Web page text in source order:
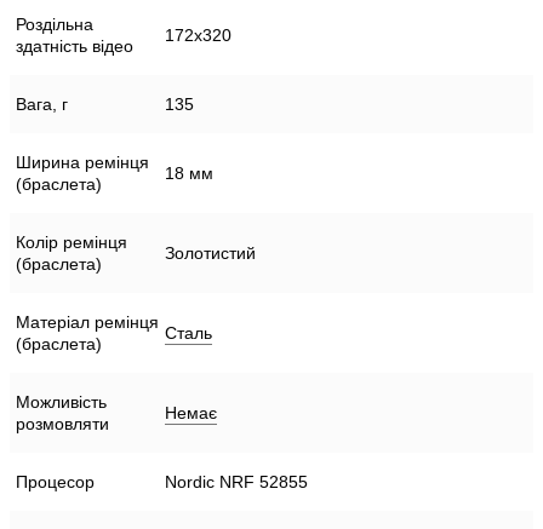
Роздільна
здатність відео
172x320
Вага, г 135
Ширина ремінця
(браслета)
18 мм
Колір ремінця
(браслета)
Золотистий
Матеріал ремінця
(браслета)
Сталь
Можливість
розмовляти
Немає
Процесор Nordic NRF 52855